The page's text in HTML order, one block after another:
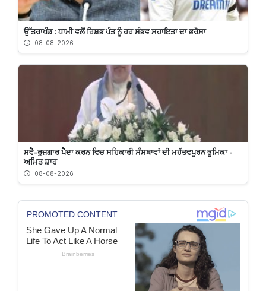
ਉੱਤਰਾਖੰਡ : ਧਾਮੀ ਵਲੋਂ ਰਿਸ਼ਭ ਪੰਤ ਨੂੰ ਹਰ ਸੰਭਵ ਸਹਾਇਤਾ ਦਾ ਭਰੋਸਾ
08-08-2026
ਸਵੈ-ਰੁਜ਼ਗਾਰ ਪੈਦਾ ਕਰਨ ਵਿਚ ਸਹਿਕਾਰੀ ਸੰਸਥਾਵਾਂ ਦੀ ਮਹੱਤਵਪੂਰਨ ਭੂਮਿਕਾ -
ਅਮਿਤ ਸ਼ਾਹ
08-08-2026